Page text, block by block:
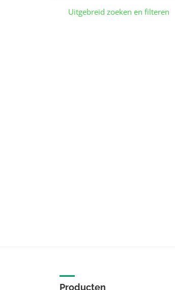
Uitgebreid zoeken en filteren
Producten